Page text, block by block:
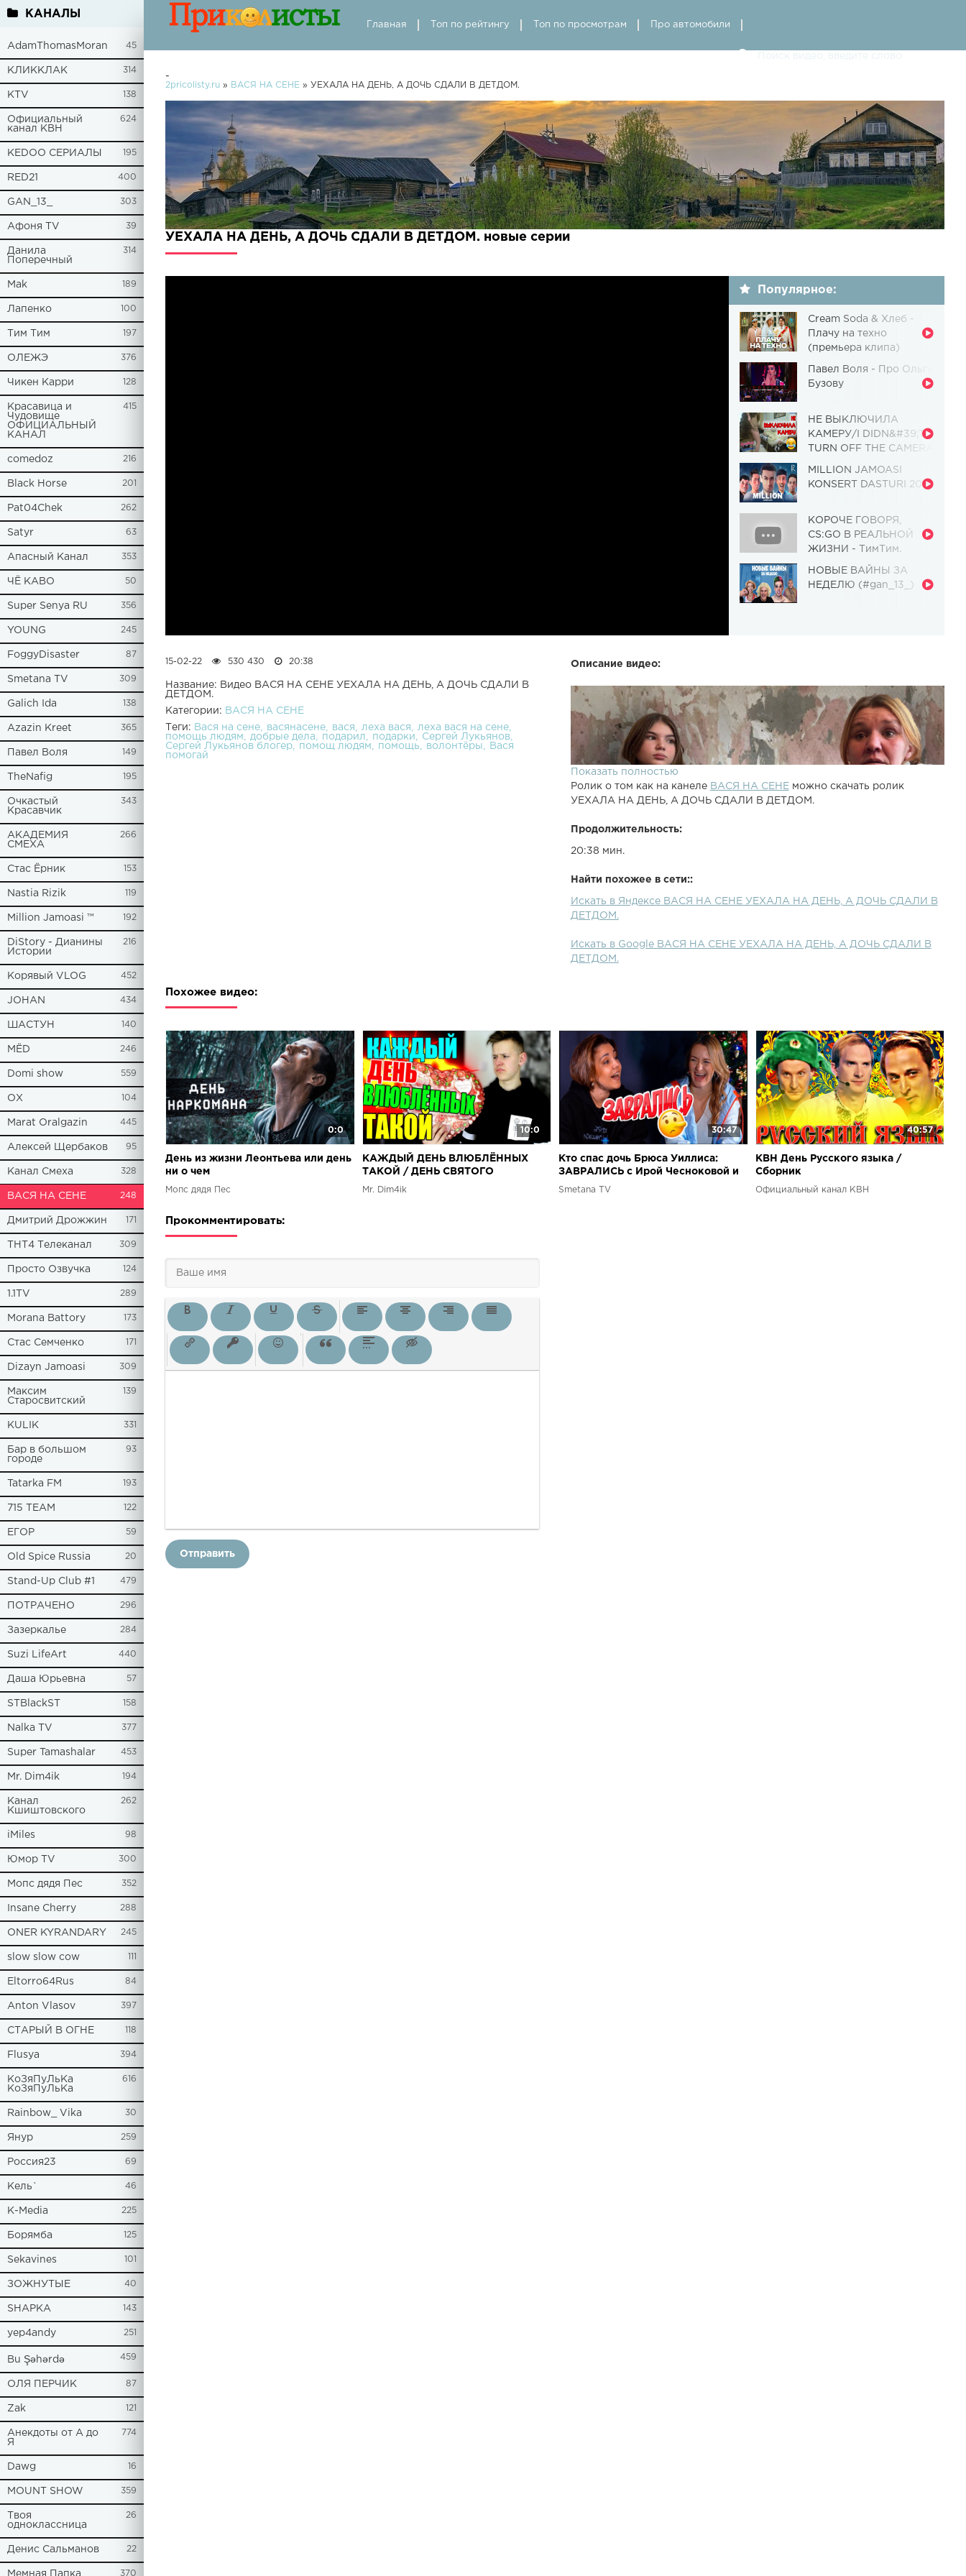
КАНАЛЫ
AdamThomasMoran 45
КЛИККЛАК 314
KTV 138
Официальный
канал КВН
624
KEDOO СЕРИАЛЫ 195
RED21 400
GAN_13_ 303
Афоня TV 39
Данила
Поперечный
314
Mak 189
Лапенко 100
Tим Тим 197
ОЛЕЖЭ 376
Чикен Карри 128
Красавица и
Чудовище
ОФИЦИАЛЬНЫЙ
КАНАЛ
415
comedoz 216
Black Horse 201
Pat04Chek 262
Satyr 63
Апасный Канал 353
ЧЁ КАВО 50
Super Senya RU 356
YOUNG 245
FoggyDisaster 87
Smetana TV 309
Galich Ida 138
Azazin Kreet 365
Павел Воля 149
TheNafig 195
Очкастый
Красавчик
343
АКАДЕМИЯ
СМЕХА
266
Стас Ёрник 153
Nastia Rizik 119
Million Jamoasi ™ 192
DiStory - Дианины
Истории
216
Корявый VLOG 452
JOHAN 434
ШАСТУН 140
МЁD 246
Domi show 559
ОХ 104
Marat Oralgazin 445
Алексей Щербаков 95
Канал Смеха 328
ВАСЯ НА СЕНЕ 248
Дмитрий Дрожжин 171
ТНТ4 Телеканал 309
Просто Озвучка 124
1.1TV 289
Morana Battory 173
Стас Семченко 171
Dizayn Jamoasi 309
Максим
Старосвитский
139
KULIK 331
Бар в большом
городе
93
Tatarka FM 193
715 TEAM 122
ЕГОР 59
Old Spice Russia 20
Stand-Up Club #1 479
ПОТРАЧЕНО 296
Зазеркалье 284
Suzi LifeArt 440
Даша Юрьевна 57
STBlackST 158
Nalka TV 377
Super Tamashalar 453
Mr. Dim4ik 194
Канал
Кшиштовского
262
iMiles 98
Юмор TV 300
Мопс дядя Пес 352
Insane Cherry 288
ONER KYRANDARY 245
slow slow cow 111
Eltorro64Rus 84
Anton Vlasov 397
СТАРЫЙ В ОГНЕ 118
Flusya 394
КоЗяПуЛьКа
КоЗяПуЛьКа
616
Rainbow_ Vika 30
Янур 259
Россия23 69
Кель` 46
К-Media 225
Борямба 125
Sekavines 101
ЗОЖНУТЫЕ 40
SHAPKA 143
yep4andy 251
Bu Şəhərdə 459
ОЛЯ ПЕРЧИК 87
Zak 121
Анекдоты от А до
Я
774
Dawg 16
MOUNT SHOW 359
Твоя
одноклассница
26
Денис Сальманов 22
Мемная Папка 370
Главная Топ по рейтингу Топ по просмотрам Про автомобили
-
2pricolisty.ru » ВАСЯ НА СЕНЕ » УЕХАЛА НА ДЕНЬ, А ДОЧЬ СДАЛИ В ДЕТДОМ.
УЕХАЛА НА ДЕНЬ, А ДОЧЬ СДАЛИ В ДЕТДОМ. новые серии
Популярное:
Cream Soda & Хлеб -
Плачу на техно
(премьера клипа)
Павел Воля - Про Ольгу
Бузову
НЕ ВЫКЛЮЧИЛА
КАМЕРУ/I DIDN&#39;T
TURN OFF THE CAMERA
Чудовище] (Выпуск 110)
MILLION JAMOASI
KONSERT DASTURI 2019
КОРОЧЕ ГОВОРЯ,
CS:GO В РЕАЛЬНОЙ
ЖИЗНИ - ТимТим.
НОВЫЕ ВАЙНЫ ЗА
НЕДЕЛЮ (#gan_13_)
Описание видео:
Показать полностью
Ролик о том как на канеле ВАСЯ НА СЕНЕ можно скачать ролик
УЕХАЛА НА ДЕНЬ, А ДОЧЬ СДАЛИ В ДЕТДОМ.
Продолжительность:
20:38 мин.
Найти похожее в сети::
Искать в Яндексе ВАСЯ НА СЕНЕ УЕХАЛА НА ДЕНЬ, А ДОЧЬ СДАЛИ В
ДЕТДОМ.
Искать в Google ВАСЯ НА СЕНЕ УЕХАЛА НА ДЕНЬ, А ДОЧЬ СДАЛИ В
ДЕТДОМ.
15-02-22 530 430 20:38
Название: Видео ВАСЯ НА СЕНЕ УЕХАЛА НА ДЕНЬ, А ДОЧЬ СДАЛИ В
ДЕТДОМ.
Категории: ВАСЯ НА СЕНЕ
Теги: Вася на сене васянасене вася леха вася
леха вася на сене
помощь людям
добрые дела подарил подарки
Сергей Лукьянов
Сергей Лукьянов блогер
помощ людям помощь волонтёры
Вася
помогай
Похожее видео:
0:0
День из жизни Леонтьева или день
ни о чем
Мопс дядя Пес
10:0
КАЖДЫЙ ДЕНЬ ВЛЮБЛЁННЫХ
ТАКОЙ / ДЕНЬ СВЯТОГО
ВАЛЕНТИНА , 14 ФЕВРАЛЯ
Mr. Dim4ik
30:47
Кто спас дочь Брюса Уиллиса:
ЗАВРАЛИСЬ с Ирой Чесноковой и
Петей Плосковым
Smetana TV
40:57
КВН День Русского языка /
Сборник
Официальный канал КВН
Прокомментировать:
Отправить